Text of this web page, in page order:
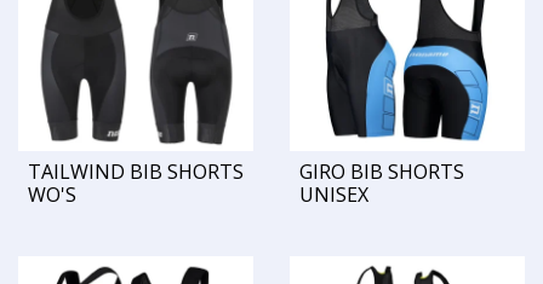
TAILWIND BIB SHORTS
WO'S
GIRO BIB SHORTS
UNISEX